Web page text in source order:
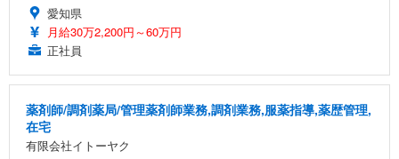
愛知県
月給30万2,200円～60万円
正社員
薬剤師/調剤薬局/管理薬剤師業務,調剤業務,服薬指導,薬歴管理,
在宅
有限会社イトーヤク